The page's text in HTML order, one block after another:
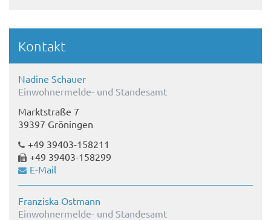
Kontakt
Nadine Schauer
Einwohnermelde- und Standesamt
Marktstraße 7
39397 Gröningen
+49 39403-158211
+49 39403-158299
E-Mail
Franziska Ostmann
Einwohnermelde- und Standesamt